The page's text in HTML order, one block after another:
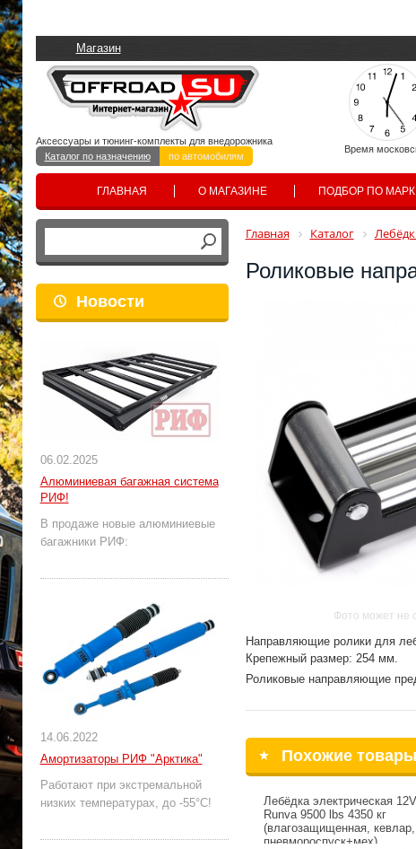
Магазин
Время
Аксессуары и тюнинг-комплекты для внедорожника
Каталог по назначению
по автомобилям
ГЛАВНАЯ О МАГАЗИНЕ ПОДБОР ПО
Новости
06.02.2025
Алюминиевая багажная система
РИФ!
В продаже новые алюминиевые
багажники РИФ:
14.06.2022
Амортизаторы РИФ "Арктика"
Работают при экстремальной
низких температурах, до -55°С!
Главная Каталог
Роликовые
Фото может не
Направляющие ролики для
Крепежный размер: 254 мм.
Роликовые направляющие
Похожие товары
Лебёдка электрическая 12V
Runva 9500 lbs 4350 кг
(влагозащищенная, кевлар,
пневмороспуск+мех)